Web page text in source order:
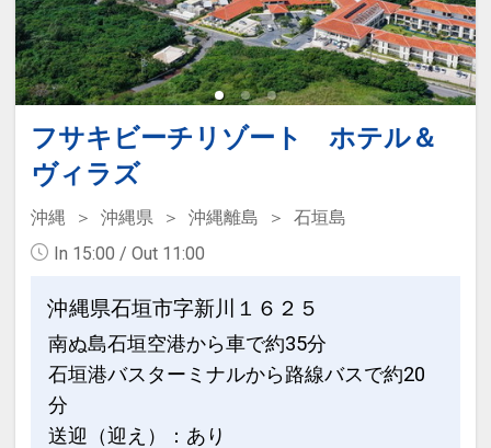
●ワイドデスク
デスクで新聞を広げたり、仕事をした
り。幅があるからこそ、使いやすいワイ
●独立洗面化粧台
バス・トイレとは別に洗面台を設置。鏡
設定期間：2026年4月1日～2026年11月
30日
インターネットコース番号：DP-1-
17242158
フサキビーチリゾート ホテル＆
ヴィラズ
沖縄 沖縄県 沖縄離島
石垣島
In 15:00 / Out 11:00
沖縄県石垣市字新川１６２５
南ぬ島石垣空港から車で約35分
石垣港バスターミナルから路線バスで約20
分
送迎（迎え）：あり